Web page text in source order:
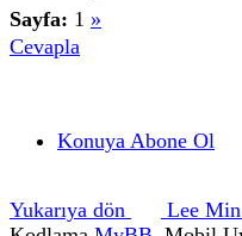
Sayfa: 1 »
Cevapla
Konuya Abone Ol
Yukarıya dön
Lee